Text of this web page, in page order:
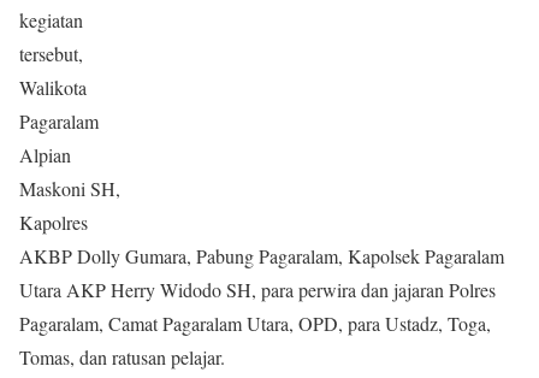
kegiatan
tersebut,
Walikota
Pagaralam
Alpian
Maskoni SH,
Kapolres
AKBP Dolly Gumara, Pabung Pagaralam, Kapolsek Pagaralam
Utara AKP Herry Widodo SH, para perwira dan jajaran Polres
Pagaralam, Camat Pagaralam Utara, OPD, para Ustadz, Toga,
Tomas, dan ratusan pelajar.